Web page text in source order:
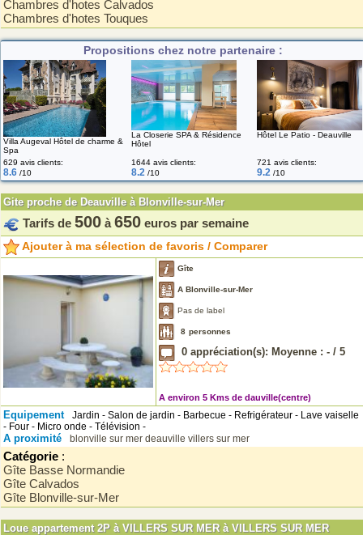
Chambres d'hotes Calvados
Chambres d'hotes Touques
Propositions chez notre partenaire :
Villa Augeval Hôtel de charme &
Spa
La Closerie SPA & Résidence
Hôtel
Hôtel Le Patio - Deauville
629 avis clients:
8.6 /10
1644 avis clients:
8.2 /10
721 avis clients:
9.2 /10
Gite proche de Deauville à Blonville-sur-Mer
Tarifs de 500 à 650 euros par semaine
Ajouter à ma sélection de favoris / Comparer
Gîte
A Blonville-sur-Mer
Pas de label
8 personnes
0 appréciation(s): Moyenne : - / 5
A environ 5 Kms de dauville(centre)
Equipement
Jardin - Salon de jardin - Barbecue - Refrigérateur - Lave vaiselle
- Four - Micro onde - Télévision -
A proximité blonville sur mer deauville villers sur mer
Catégorie :
Gîte Basse Normandie
Gîte Calvados
Gîte Blonville-sur-Mer
Loue appartement 2P à VILLERS SUR MER à VILLERS SUR MER